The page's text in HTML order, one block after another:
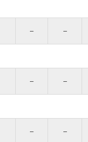
– –
– –
– –